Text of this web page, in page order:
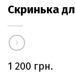
Скринька
1 200 грн.